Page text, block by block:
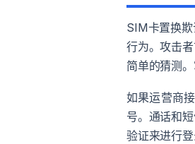
SIM卡置换
行为。攻击
简单的猜测
如果运营商
号。通话和
验证来进行